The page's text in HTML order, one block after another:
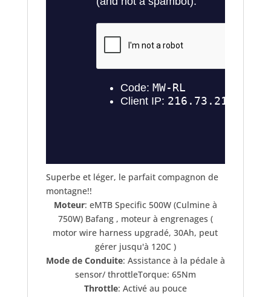
Superbe et léger, le parfait compagnon de
montagne!!
Moteur: eMTB Specific 500W (Culmine à
750W) Bafang , moteur à engrenages (
motor wire harness upgradé, 30Ah, peut
gérer jusqu'à 120C )
Mode de Conduite: Assistance à la pédale à
sensor/ throttleTorque: 65Nm
Throttle: Activé au pouce